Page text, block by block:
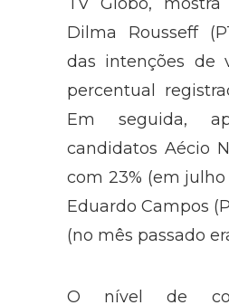
ontem (7),
TV Globo,
Dilma Rousseff
das intenções de
percentual
Em seguida,
candidatos Aécio
com 23% (em julho
Eduardo Campos